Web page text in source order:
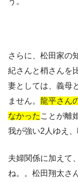
さらに、松田家の
紀さんと梢さんを
妻としては、義母
ません。 龍平さん
なかった ことが離
我が強い2人ゆえ
夫婦関係に加えて、
ね。。松田翔太さ